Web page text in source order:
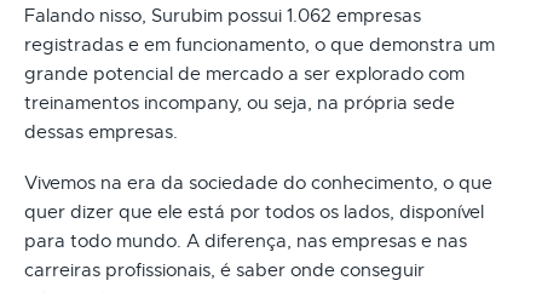
Falando nisso, Surubim possui 1.062 empresas
registradas e em funcionamento, o que demonstra um
grande potencial de mercado a ser explorado com
treinamentos incompany, ou seja, na própria sede
dessas empresas.
Vivemos na era da sociedade do conhecimento, o que
quer dizer que ele está por todos os lados, disponível
para todo mundo. A diferença, nas empresas e nas
carreiras profissionais, é saber onde conseguir